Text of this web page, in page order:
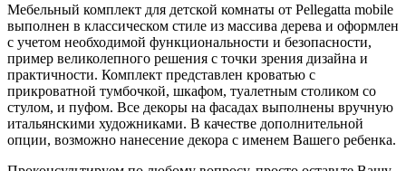
Мебельный комплект для детской комнаты от Pellegatta mobile
выполнен в классическом стиле из массива дерева и оформлен
с учетом необходимой функциональности и безопасности,
пример великолепного решения с точки зрения дизайна и
практичности. Комплект представлен кроватью с
прикроватной тумбочкой, шкафом, туалетным столиком со
стулом, и пуфом. Все декоры на фасадах выполнены вручную
итальянскими художниками. В качестве дополнительной
опции, возможно нанесение декора с именем Вашего ребенка.